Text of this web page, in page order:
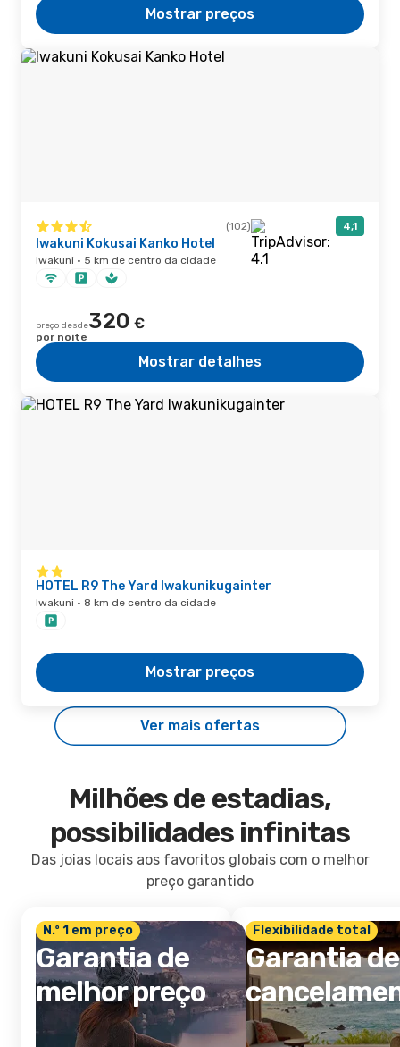
Mostrar preços
(102) 4,1
Iwakuni Kokusai Kanko Hotel
Iwakuni · 5 km de centro da cidade
preço desde320 €
por noite
Mostrar detalhes
HOTEL R9 The Yard Iwakunikugainter
Iwakuni · 8 km de centro da cidade
Mostrar preços
Ver mais ofertas
Milhões de estadias,
possibilidades infinitas
Das joias locais aos favoritos globais com o melhor
preço garantido
N.º 1 em preço
Garantia de
melhor preço
Flexibilidade total
Garantia de